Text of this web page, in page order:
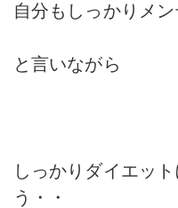
自分もしっかりメン
と言いながら
しっかりダイエッ
う・・